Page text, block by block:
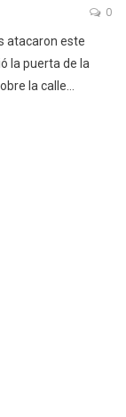
0
atacaron este
la puerta de la
la calle